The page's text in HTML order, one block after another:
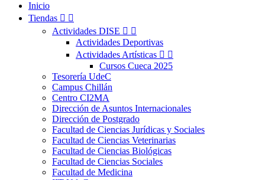
Inicio
Tiendas  
Actividades DISE  
Actividades Deportivas
Actividades Artísticas  
Cursos Cueca 2025
Tesorería UdeC
Campus Chillán
Centro CI2MA
Dirección de Asuntos Internacionales
Dirección de Postgrado
Facultad de Ciencias Jurídicas y Sociales
Facultad de Ciencias Veterinarias
Facultad de Ciencias Biológicas
Facultad de Ciencias Sociales
Facultad de Medicina